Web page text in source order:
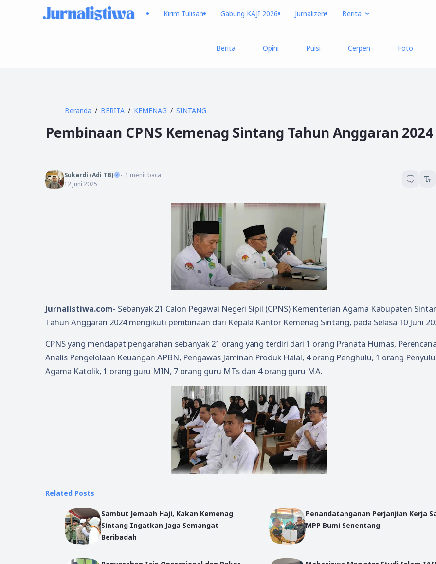
Kirim Tulisan Gabung KAJI 2026 Jurnalizen Berita
Berita Opini Puisi Cerpen Foto
Beranda BERITA KEMENAG SINTANG
Pembinaan CPNS Kemenag Sintang Tahun Anggaran 2024
Sukardi (Adi TB) 1 menit baca
12 Juni 2025
Jurnalistiwa.com- Sebanyak 21 Calon Pegawai Negeri Sipil (CPNS) Kementerian Agama Kabupaten
Tahun Anggaran 2024 mengikuti pembinaan dari Kepala Kantor Kemenag Sintang, pada Selasa 10 Juni
CPNS yang mendapat pengarahan sebanyak 21 orang yang terdiri dari 1 orang Pranata Humas,
Analis Pengelolaan Keuangan APBN, Pengawas Jaminan Produk Halal, 4 orang Penghulu, 1 orang
Agama Katolik, 1 orang guru MIN, 7 orang guru MTs dan 4 orang guru MA.
Related Posts
Sambut Jemaah Haji, Kakan Kemenag
Sintang Ingatkan Jaga Semangat
Beribadah
Penandatanganan Perjanjian Kerja
MPP Bumi Senentang